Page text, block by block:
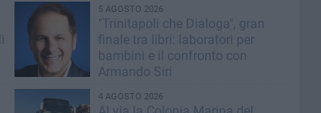
5 AGOSTO 2026
"Trinitapoli che Dialoga", gran
finale tra libri: laboratori per
bambini e il confronto con
Armando Siri
4 AGOSTO 2026